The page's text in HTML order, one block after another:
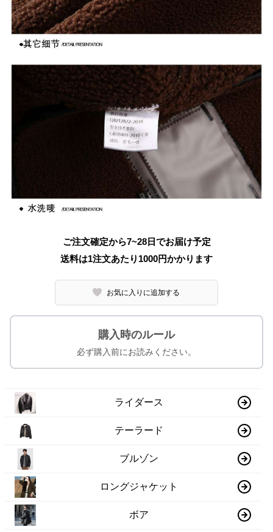
ご注文確定から7~28日でお届け予定
送料は1注文あたり 1000円かかります
お気に入りに追加する
購入時のルール
必ず購入前にお読みください。
ライダース
テーラード
ブルゾン
ロングジャケット
ボア